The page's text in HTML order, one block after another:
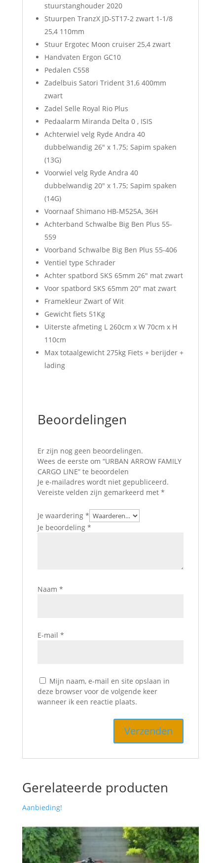
stuurstanghouder 2020
Stuurpen TranzX JD-ST17-2 zwart 1-1/8
25,4 110mm
Stuur Ergotec Moon cruiser 25,4 zwart
Handvaten Ergon GC10
Pedalen C558
Zadelbuis Satori Trident 31,6 400mm
zwart
Zadel Selle Royal Rio Plus
Pedaalarm Miranda Delta 0 , ISIS
Achterwiel velg Ryde Andra 40
dubbelwandig 26″ x 1.75; Sapim spaken
(13G)
Voorwiel velg Ryde Andra 40
dubbelwandig 20″ x 1.75; Sapim spaken
(14G)
Voornaaf Shimano HB-M525A, 36H
Achterband Schwalbe Big Ben Plus 55-
559
Voorband Schwalbe Big Ben Plus 55-406
Ventiel type Schrader
Achter spatbord SKS 65mm 26″ mat zwart
Voor spatbord SKS 65mm 20″ mat zwart
Framekleur Zwart of Wit
Gewicht fiets 51Kg
Uiterste afmeting L 260cm x W 70cm x H
110cm
Max totaalgewicht 275kg Fiets + berijder +
lading
Beoordelingen
Er zijn nog geen beoordelingen.
Wees de eerste om “URBAN ARROW FAMILY
CARGO LINE” te beoordelen
Je e-mailadres wordt niet gepubliceerd.
Vereiste velden zijn gemarkeerd met *
Je waardering *
Je beoordeling *
Naam *
E-mail *
Mijn naam, e-mail en site opslaan in
deze browser voor de volgende keer
wanneer ik een reactie plaats.
Gerelateerde producten
Aanbieding!